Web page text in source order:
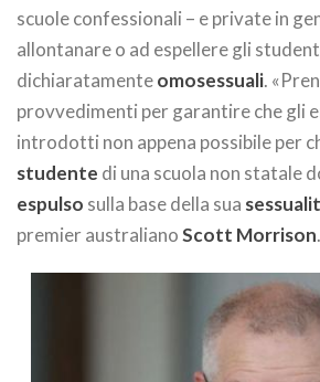
scuole confessionali – e private in
allontanare o ad espellere gli
dichiaratamenteomosessuali.
provvedimenti per garantire che gli
introdotti non appena possibile per
studente di una scuola non statale
espulso sulla base della sua
premier australianoScott Morrison.